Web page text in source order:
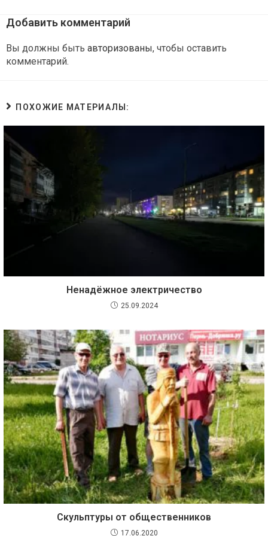
Добавить комментарий
Вы должны быть авторизованы, чтобы оставить
комментарий.
ПОХОЖИЕ МАТЕРИАЛЫ:
Ненадёжное электричество
25.09.2024
Скульптуры от общественников
17.06.2020